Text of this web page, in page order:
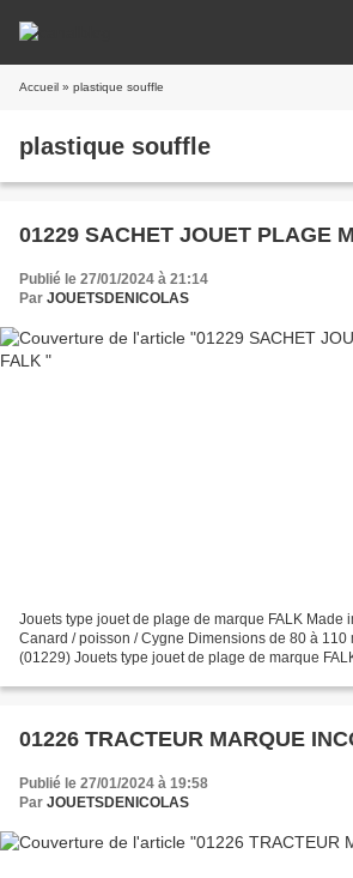
Accueil » plastique souffle
plastique souffle
01229 SACHET JOUET PLAGE
Publié le 27/01/2024 à 21:14
Par JOUETSDENICOLAS
Jouets type jouet de plage de marque FALK Made
Canard / poisson / Cygne Dimensions de 80 à 110
(01229) Jouets type jouet de plage de marque
01226 TRACTEUR MARQUE
Publié le 27/01/2024 à 19:58
Par JOUETSDENICOLAS